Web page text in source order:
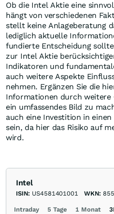
Ob die Intel Aktie eine
hängt von verschiedenen
stellt keine Anlageberatung
lediglich aktuelle
fundierte Entscheidung
zur Intel Aktie
Indikatoren und
auch weitere Aspekte
nehmen. Ergänzen Sie die
Informationen durch weitere
ein umfassendes Bild zu
auch eine Investition in
sein, da hier das Risiko auf
wird.
Intel
ISIN: US4581401001 WKN:
Intraday 5 Tage 1 Monat